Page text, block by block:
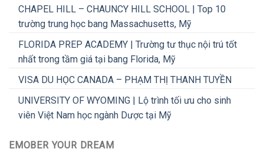
CHAPEL HILL – CHAUNCY HILL SCHOOL | Top 10
trường trung học bang Massachusetts, Mỹ
FLORIDA PREP ACADEMY | Trường tư thục nội trú tốt
nhất trong tầm giá tại bang Florida, Mỹ
VISA DU HỌC CANADA – PHẠM THỊ THANH TUYỀN
UNIVERSITY OF WYOMING | Lộ trình tối ưu cho sinh
viên Việt Nam học ngành Dược tại Mỹ
EMOBER YOUR DREAM